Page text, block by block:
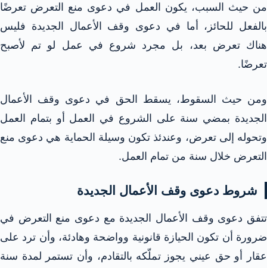
من حيث السبب، يكون العمل في دعوى منع التعرض تعرضًا
بالفعل للحائز، أما في دعوى وقف الأعمال الجديدة فليس
هناك تعرض بعد، بل مجرد شروع في عمل لو تم لأصبح
تعرضًا.​
ومن حيث السقوط، يسقط الحق في دعوى وقف الأعمال
الجديدة بمضي سنة على الشروع في العمل أو بتمام العمل
وتحوله إلى تعرض، وعندئذ تكون وسيلة الحماية هي دعوى منع
التعرض خلال سنة من تمام العمل.​
شروط دعوى وقف الأعمال الجديدة​
تتفق دعوى وقف الأعمال الجديدة مع دعوى منع التعرض في
ضرورة أن تكون الحيازة قانونية وواضحة وهادئة، وأن ترد على
عقار أو حق عيني يجوز تملّكه بالتقادم، وأن تستمر لمدة سنة